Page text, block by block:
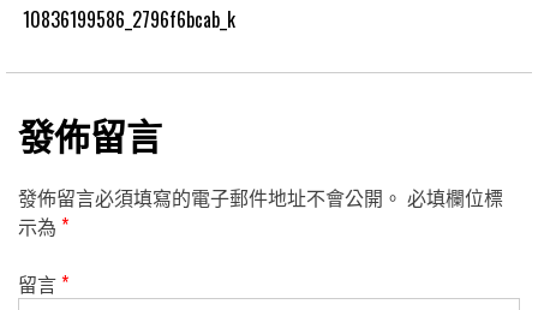
10836199586_2796f6bcab_k
發佈留言
發佈留言必須填寫的電子郵件地址不會公開。 必填欄位標
示為 *
留言*